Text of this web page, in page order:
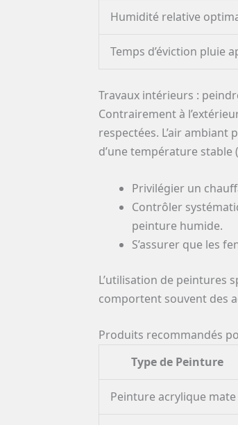
Humidité relative
Temps d’éviction pluie
Travaux intérieurs :
Contrairement à
respectées. L’air
d’une température
Privilégier un
Contrôler
peinture humide.
S’assurer que les
L’utilisation de peintures
comportent souvent des
Produits recommandés
Type de Peinture
Peinture acrylique mate